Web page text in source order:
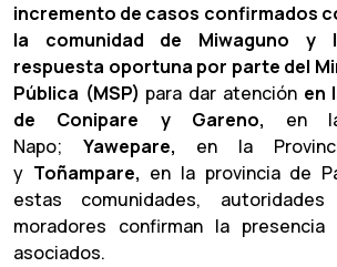
incremento de casos confirmados
la comunidad de Miwaguno y
respuesta oportuna por parte del
Pública (MSP) para dar atención en
de Conipare y Gareno, en
Napo; Yawepare, en la
y Toñampare, en la provincia de
estas comunidades,
moradores confirman la
asociados.